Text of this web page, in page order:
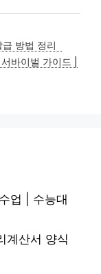
방법 정리
바이벌 가이드 |
업 | 수능대
계산서 양식